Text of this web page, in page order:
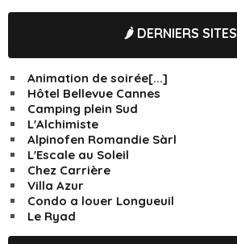
🌶️ DERNIERS SITES
Animation de soirée[...]
Hôtel Bellevue Cannes
Camping plein Sud
L'Alchimiste
Alpinofen Romandie Sàrl
L'Escale au Soleil
Chez Carrière
Villa Azur
Condo a louer Longueuil
Le Ryad